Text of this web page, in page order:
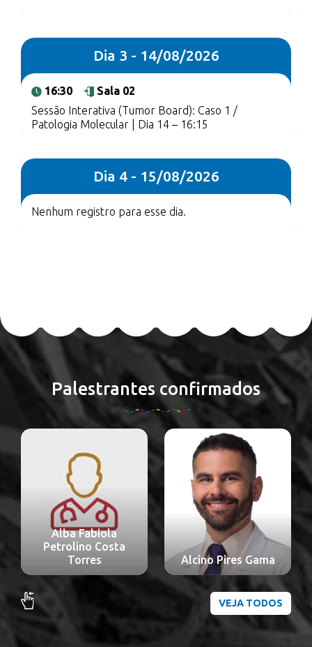
Dia 3 - 14/08/2026
16:30
Sala 02
Sessão Interativa (Tumor Board): Caso 1 /
Patologia Molecular | Dia 14 – 16:15
Dia 4 - 15/08/2026
Nenhum registro para esse dia.
Palestrantes confirmados
Alba Fabiola
Petrolino Costa
Torres
Alcino Pires Gama
VEJA TODOS